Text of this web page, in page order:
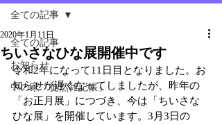
全ての記事
お知らせ
中の家「徒然雑記帳」
全ての記事
ちいさなひな展開催中です
2020年1月11日
令和2年になって11日目となりました。お
知らせが遅くなってしましたが、昨年の
「お正月展」につづき、今は「ちいさな
ひな展」を開催しています。3月3日の